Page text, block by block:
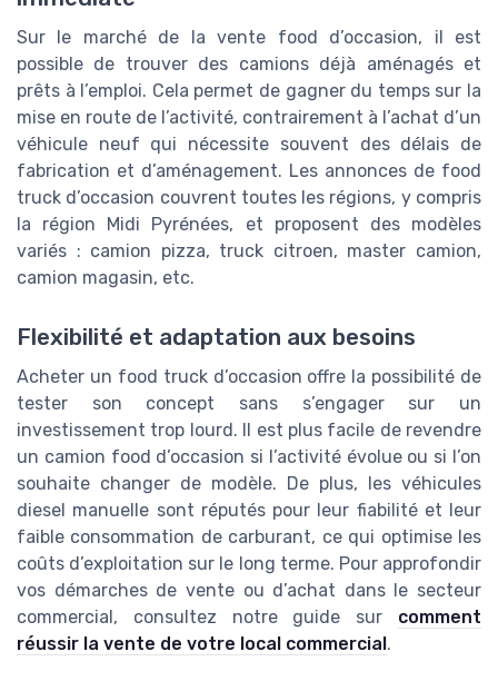
Sur le marché de la vente food d’occasion, il est
possible de trouver des camions déjà aménagés et
prêts à l’emploi. Cela permet de gagner du temps sur la
mise en route de l’activité, contrairement à l’achat d’un
véhicule neuf qui nécessite souvent des délais de
fabrication et d’aménagement. Les annonces de food
truck d’occasion couvrent toutes les régions, y compris
la région Midi Pyrénées, et proposent des modèles
variés : camion pizza, truck citroen, master camion,
camion magasin, etc.
Flexibilité et adaptation aux besoins
Acheter un food truck d’occasion offre la possibilité de
tester son concept sans s’engager sur un
investissement trop lourd. Il est plus facile de revendre
un camion food d’occasion si l’activité évolue ou si l’on
souhaite changer de modèle. De plus, les véhicules
diesel manuelle sont réputés pour leur fiabilité et leur
faible consommation de carburant, ce qui optimise les
coûts d’exploitation sur le long terme. Pour approfondir
vos démarches de vente ou d’achat dans le secteur
commercial, consultez notre guide sur comment
réussir la vente de votre local commercial .